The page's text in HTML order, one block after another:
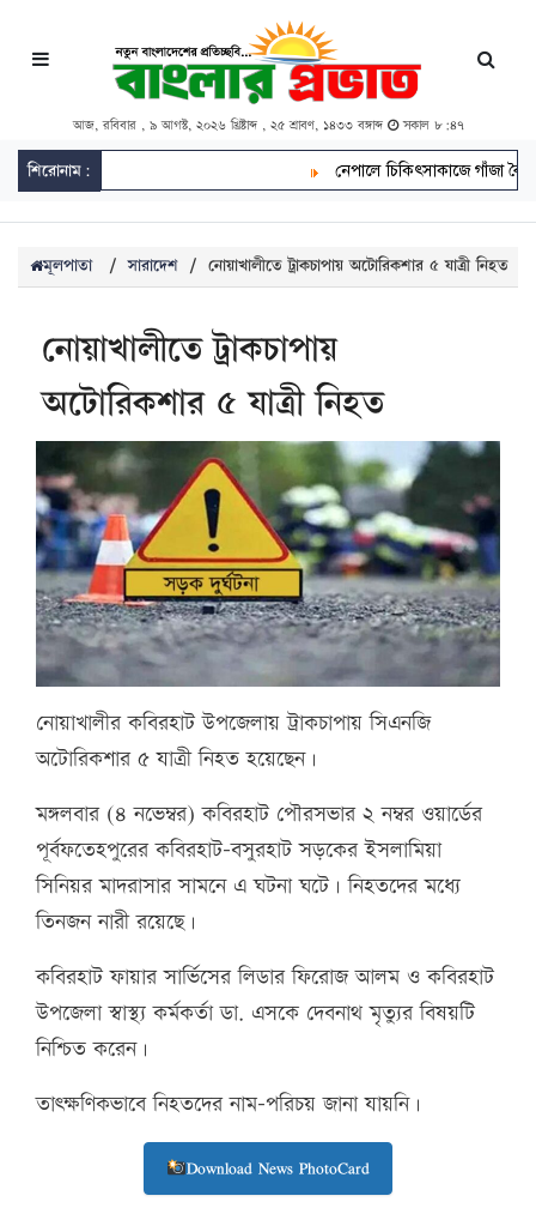
আজ, রবিবার , ৯ আগস্ট, ২০২৬ খ্রিষ্টাব্দ , ২৫ শ্রাবণ, ১৪৩৩ বঙ্গাব্দ সকাল ৮:৪৭
শিরোনাম: নেপালে চিকিৎসাকাজে গাঁজা বৈধ,
মূলপাতা / সারাদেশ / নোয়াখালীতে ট্রাকচাপায় অটোরিকশার ৫ যাত্রী নিহত
নোয়াখালীতে ট্রাকচাপায়
অটোরিকশার ৫ যাত্রী নিহত
নোয়াখালীর কবিরহাট উপজেলায় ট্রাকচাপায় সিএনজি
অটোরিকশার ৫ যাত্রী নিহত হয়েছেন।
মঙ্গলবার (৪ নভেম্বর) কবিরহাট পৌরসভার ২ নম্বর ওয়ার্ডের
পূর্বফতেহপুরের কবিরহাট-বসুরহাট সড়কের ইসলামিয়া
সিনিয়র মাদরাসার সামনে এ ঘটনা ঘটে। নিহতদের মধ্যে
তিনজন নারী রয়েছে।
কবিরহাট ফায়ার সার্ভিসের লিডার ফিরোজ আলম ও কবিরহাট
উপজেলা স্বাস্থ্য কর্মকর্তা ডা. এসকে দেবনাথ মৃত্যুর বিষয়টি
নিশ্চিত করেন।
তাৎক্ষণিকভাবে নিহতদের নাম-পরিচয় জানা যায়নি।
Download News PhotoCard